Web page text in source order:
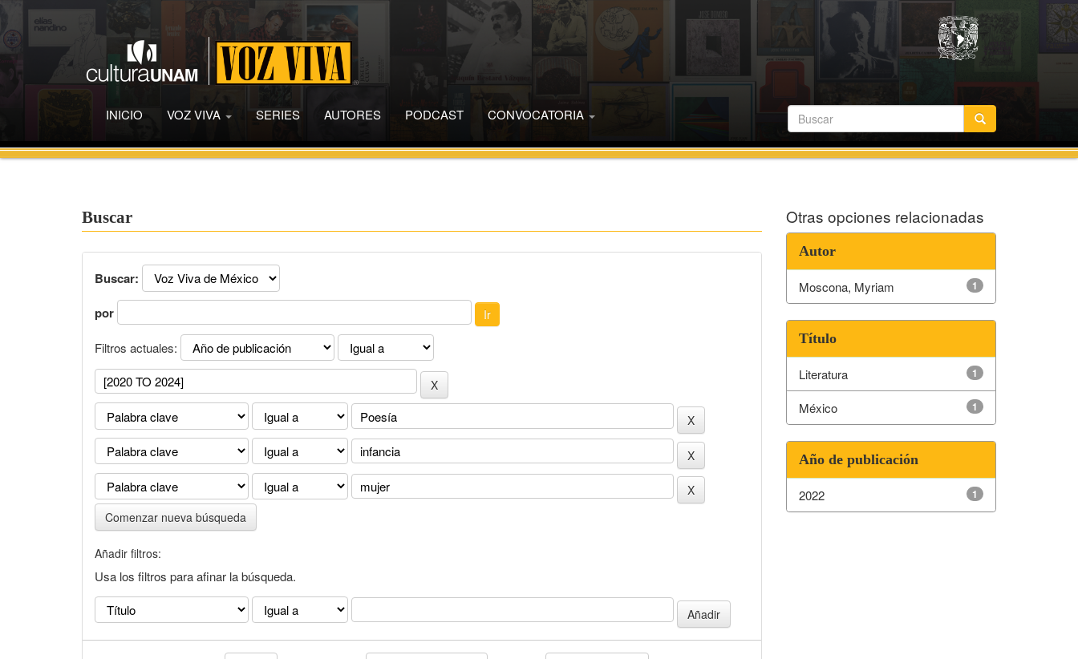
INICIO VOZ VIVA SERIES AUTORES PODCAST CONVOCATORIA
Buscar
Buscar:
por
Filtros actuales:
Comenzar nueva búsqueda
Añadir filtros:
Usa los filtros para afinar la búsqueda.
Otras opciones relacionadas
Autor
1
Moscona, Myriam
Título
1
Literatura
1
México
Año de publicación
1
2022